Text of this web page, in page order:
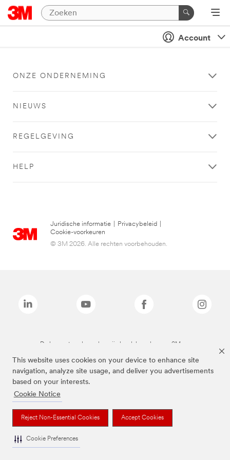
This website uses cookies on your device to enhance site
navigation, analyze site usage, and deliver you advertisements
based on your interests.
Cookie Notice
Reject Non-Essential Cookies Accept Cookies
Cookie Preferences
Account
ONZE ONDERNEMING
NIEUWS
REGELGEVING
HELP
Juridische informatie Privacybeleid
Cookie-voorkeuren
© 3M 2026. Alle rechten voorbehouden.
De bovenstaande merken zijn handelsmerken van 3M.we